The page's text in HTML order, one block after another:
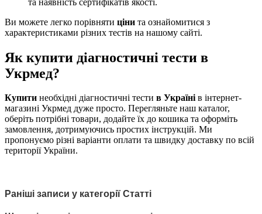
Ви можете легко порівняти ціни та ознайомитися з
характеристиками різних тестів на нашому сайті.
Як купити діагностичні тести в
Укрмед?
Купити необхідні діагностичні тести в Українів інтернет-
магазині Укрмед дуже просто. Перегляньте наш каталог,
оберіть потрібні товари, додайте їх до кошика та оформіть
замовлення, дотримуючись простих інструкцій. Ми
пропонуємо різні варіанти оплати та швидку доставку по всій
території України.
Раніші записи у категорії Статті